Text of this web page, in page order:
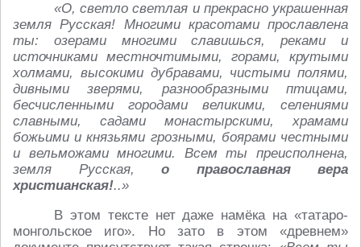
«О, светло светлая и прекрасно украшенная
земля Русская! Многими красотами прославлена
ты: озерами многими славишься, реками и
источниками местночтимыми, горами, крутыми
холмами, высокими дубравами, чистыми полями,
дивными зверями, разнообразными птицами,
бесчисленными городами великими, селениями
славными, садами монастырскими, храмами
божьими и князьями грозными, боярами честными
и вельможами многими. Всем ты преисполнена,
земля Русская, о православная вера
христианская!..»
В этом тексте нет даже намёка на «татаро-
монгольское иго». Но зато в этом «древнем»